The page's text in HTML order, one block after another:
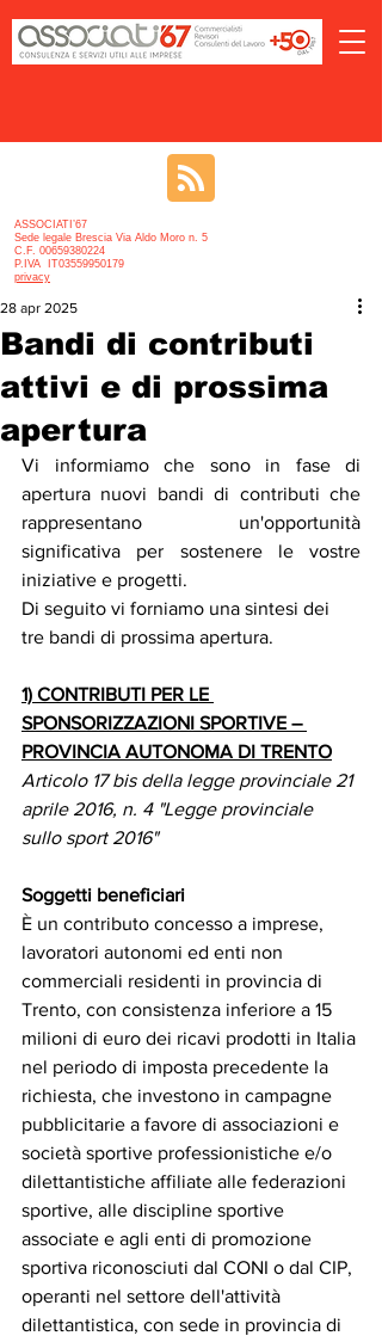
ASSOCIATI’67
Sede legale Brescia Via Aldo Moro n. 5
C.F. 00659380224
P.IVA IT03559950179
privacy
Bandi di contributi
attivi e di prossima
apertura
28 apr 2025
Vi informiamo che sono in fase di
apertura nuovi bandi di contributi che
rappresentano un'opportunità
significativa per sostenere le vostre
iniziative e progetti.
Di seguito vi forniamo una sintesi dei
tre bandi di prossima apertura.
1) CONTRIBUTI PER LE
SPONSORIZZAZIONI SPORTIVE –
PROVINCIA AUTONOMA DI TRENTO
Articolo 17 bis della legge provinciale 21
aprile 2016, n. 4 "Legge provinciale
sullo sport 2016"
Soggetti beneficiari
È un contributo concesso a imprese,
lavoratori autonomi ed enti non
commerciali residenti in provincia di
Trento, con consistenza inferiore a 15
milioni di euro dei ricavi prodotti in Italia
nel periodo di imposta precedente la
richiesta, che investono in campagne
pubblicitarie a favore di associazioni e
società sportive professionistiche e/o
dilettantistiche affiliate alle federazioni
sportive, alle discipline sportive
associate e agli enti di promozione
sportiva riconosciuti dal CONI o dal CIP,
operanti nel settore dell'attività
dilettantistica, con sede in provincia di